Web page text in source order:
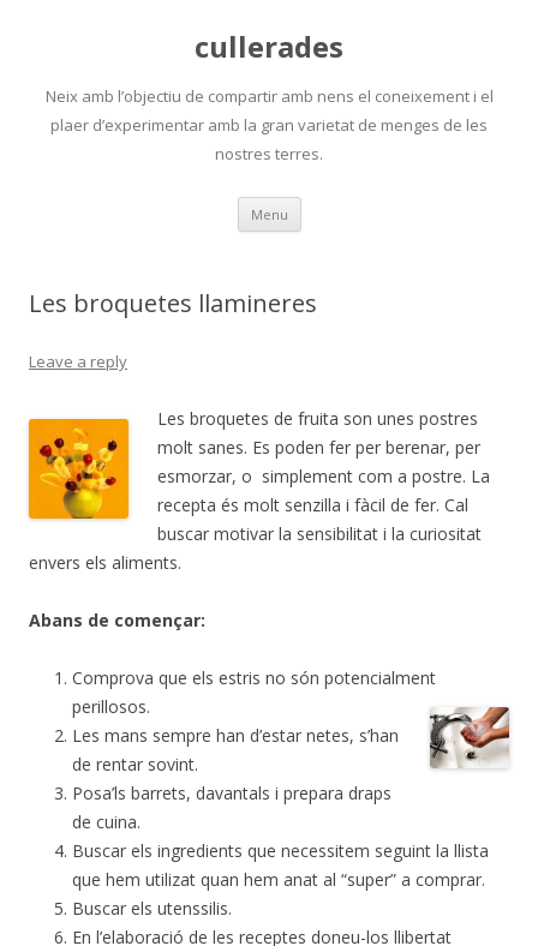
cullerades
Neix amb l’objectiu de compartir amb nens el coneixement i el
plaer d’experimentar amb la gran varietat de menges de les
nostres terres.
Menu Skip
content
Les broquetes llamineres
Leave a reply
Les broquetes de fruita son unes postres
molt sanes. Es poden fer per berenar, per
esmorzar, o simplement com a postre. La
recepta és molt senzilla i fàcil de fer. Cal
buscar motivar la sensibilitat i la curiositat
envers els aliments.
Abans de començar:
Comprova que els estris no són potencialment
perillosos.
Les mans sempre han d’estar netes, s’han
de rentar sovint.
Posa’ls barrets, davantals i prepara draps
de cuina.
Buscar els ingredients que necessitem seguint la llista
que hem utilizat quan hem anat al “super” a comprar.
Buscar els utenssilis.
En l’elaboració de les receptes doneu-los llibertat